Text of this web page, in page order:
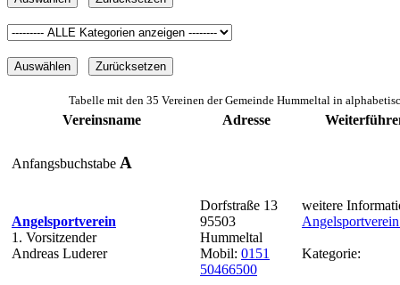
Tabelle mit den 35 Vereinen der Gemeinde Hummeltal in
Vereinsname Adresse
Anfangsbuchstabe A
Angelsportverein
1. Vorsitzender
Andreas Luderer
Dorfstraße 13
95503
Hummeltal
Mobil: 0151
50466500
weitere
Kategorie: